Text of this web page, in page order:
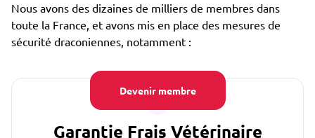
Devenir membre
Nous avons des dizaines de milliers de membres dans
toute la France, et avons mis en place des mesures de
sécurité draconiennes, notamment :
Garantie Frais Vétérinaire